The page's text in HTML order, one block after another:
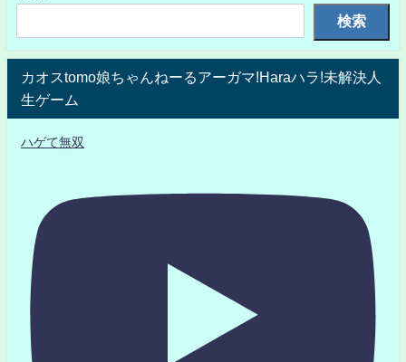
検索
カオスtomo娘ちゃんねーるアーガマ!Haraハラ!未解決人
生ゲーム
ハゲて無双